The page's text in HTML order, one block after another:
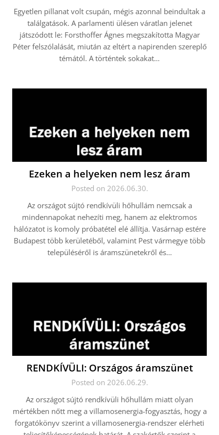
Egyetlen pillanat volt csupán, mégis azonnal beindultak a
találgatások. A parlamenti ülésen váratlan jelenet
játszódott le: Forsthoffer Ágnes megszakította Magyar
Péter felszólalását, miután az eltért a napirenden szereplő
témától. A történtek sokakat…
Ezeken a helyeken nem lesz áram
Posted on 2026.06.30.
Az országot sújtó rendkívüli hőhullám nemcsak a
mindennapokat nehezíti meg, hanem az elektromos
hálózatot is komoly próbatétel elé állítja. Vasárnap estére
Budapest több kerületéből, valamint Pest vármegye több
településéről is áramszünetekről és…
RENDKÍVÜLI: Országos áramszünet
Posted on 2026.06.29.
Az országot sújtó rendkívüli hőhullám miatt olyan
mértékben nőtt meg a villamosenergia-fogyasztás, hogy a
forgatókönyv szerint a villamosenergia-rendszer elérheti